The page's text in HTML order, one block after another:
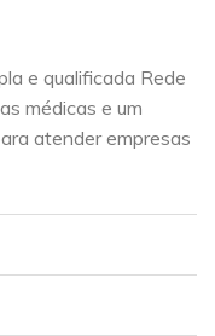
e qualificada Rede
médicas e um
atender empresas